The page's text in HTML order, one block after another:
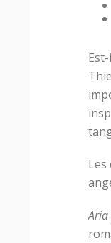
Aria